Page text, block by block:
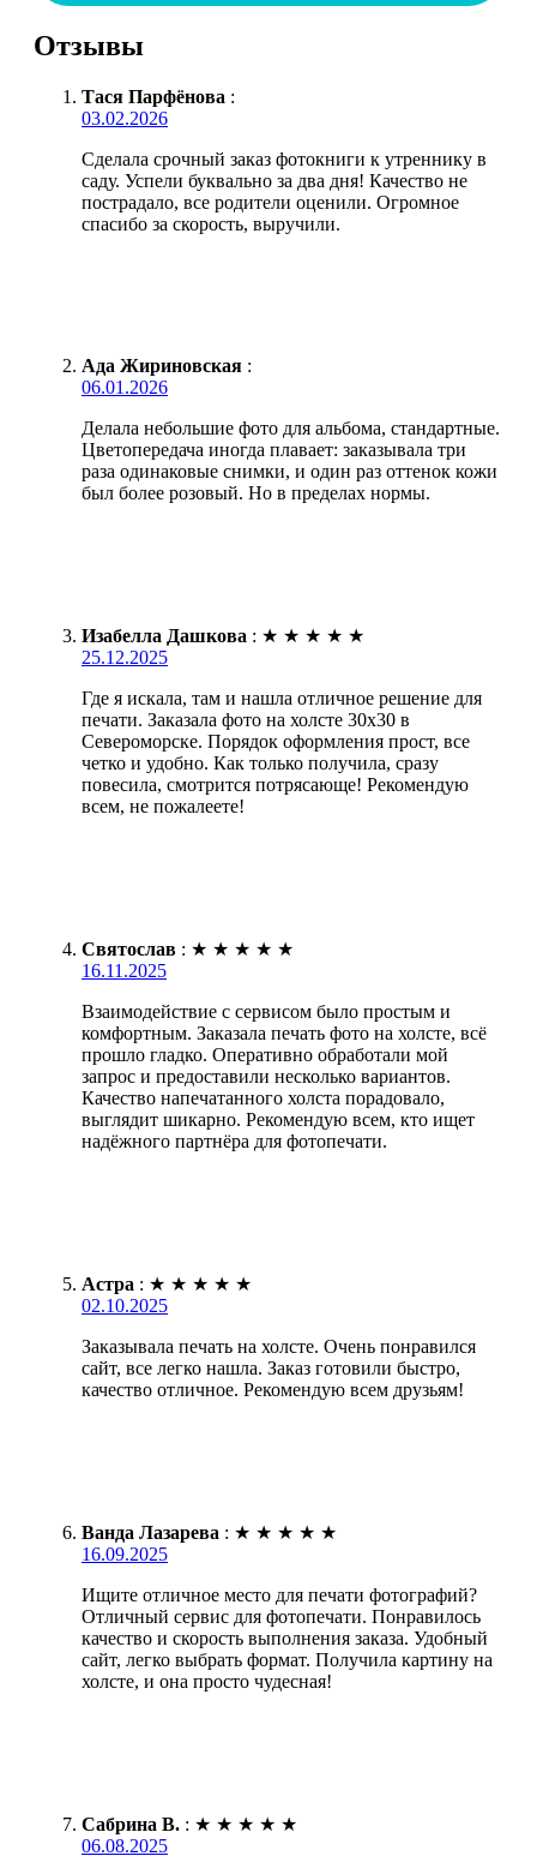
Отзывы
Тася Парфёнова :
03.02.2026
Сделала срочный заказ фотокниги к утреннику в
саду. Успели буквально за два дня! Качество не
пострадало, все родители оценили. Огромное
спасибо за скорость, выручили.
Ада Жириновская :
06.01.2026
Делала небольшие фото для альбома, стандартные.
Цветопередача иногда плавает: заказывала три
раза одинаковые снимки, и один раз оттенок кожи
был более розовый. Но в пределах нормы.
Изабелла Дашкова : ★ ★ ★ ★ ★
25.12.2025
Где я искала, там и нашла отличное решение для
печати. Заказала фото на холсте 30х30 в
Североморске. Порядок оформления прост, все
четко и удобно. Как только получила, сразу
повесила, смотрится потрясающе! Рекомендую
всем, не пожалеете!
Святослав : ★ ★ ★ ★ ★
16.11.2025
Взаимодействие с сервисом было простым и
комфортным. Заказала печать фото на холсте, всё
прошло гладко. Оперативно обработали мой
запрос и предоставили несколько вариантов.
Качество напечатанного холста порадовало,
выглядит шикарно. Рекомендую всем, кто ищет
надёжного партнёра для фотопечати.
Астра : ★ ★ ★ ★ ★
02.10.2025
Заказывала печать на холсте. Очень понравился
сайт, все легко нашла. Заказ готовили быстро,
качество отличное. Рекомендую всем друзьям!
Ванда Лазарева : ★ ★ ★ ★ ★
16.09.2025
Ищите отличное место для печати фотографий?
Отличный сервис для фотопечати. Понравилось
качество и скорость выполнения заказа. Удобный
сайт, легко выбрать формат. Получила картину на
холсте, и она просто чудесная!
Сабрина В. : ★ ★ ★ ★ ★
06.08.2025